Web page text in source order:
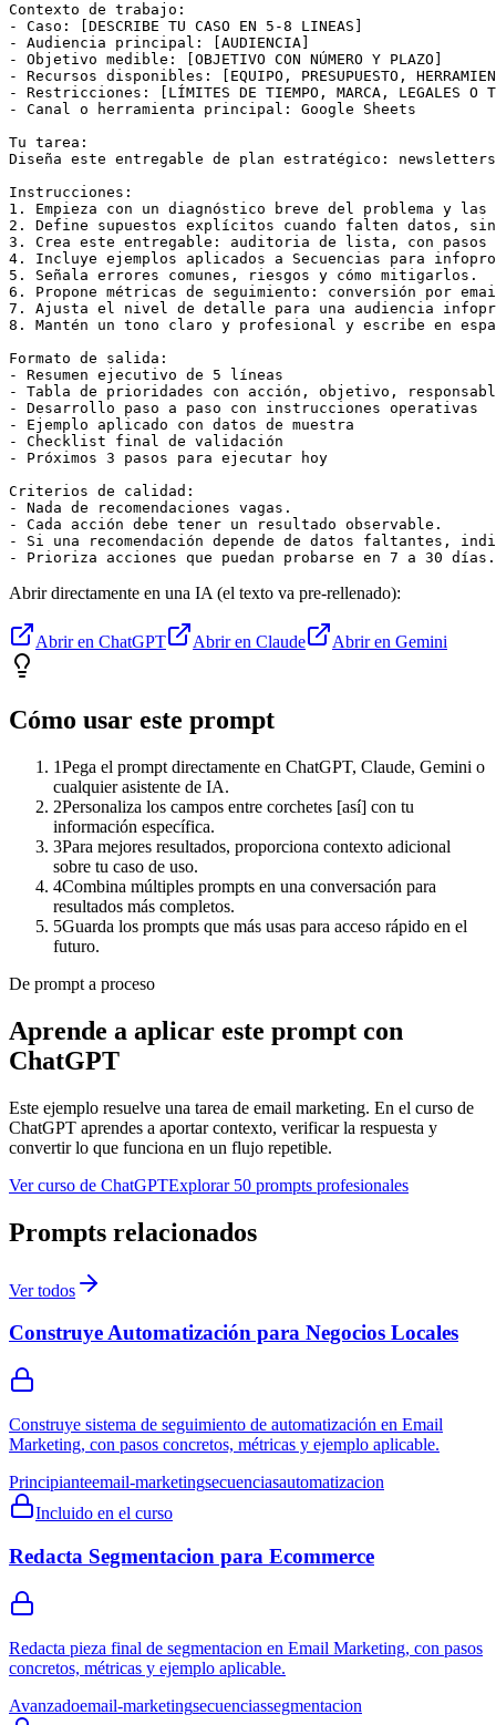
Contexto de trabajo:
- Caso: [DESCRIBE TU CASO EN 5-8 LINEAS]
- Audiencia principal: [AUDIENCIA]
- Objetivo medible: [OBJETIVO CON NÚMERO Y PLAZO]
- Recursos disponibles: [EQUIPO, PRESUPUESTO,
- Restricciones: [LÍMITES DE TIEMPO, MARCA, LEGALES O
- Canal o herramienta principal: Google Sheets
Tu tarea:
Diseña este entregable de plan estratégico:
Instrucciones:
1. Empieza con un diagnóstico breve del problema y
2. Define supuestos explícitos cuando falten datos,
3. Crea este entregable: auditoria de lista, con pasos
4. Incluye ejemplos aplicados a Secuencias para
5. Señala errores comunes, riesgos y cómo mitigarlos.
6. Propone métricas de seguimiento: conversión por
7. Ajusta el nivel de detalle para una audiencia
8. Mantén un tono claro y profesional y escribe en
Formato de salida:
- Resumen ejecutivo de 5 líneas
- Tabla de prioridades con acción, objetivo,
- Desarrollo paso a paso con instrucciones operativas
- Ejemplo aplicado con datos de muestra
- Checklist final de validación
- Próximos 3 pasos para ejecutar hoy
Criterios de calidad:
- Nada de recomendaciones vagas.
- Cada acción debe tener un resultado observable.
- Si una recomendación depende de datos faltantes,
- Prioriza acciones que puedan probarse en 7 a 30 días.
Abrir directamente en una IA (el texto va pre-rellenado):
Abrir en ChatGPT Abrir en Claude Abrir en Gemini
Cómo usar este prompt
1Pega el prompt directamente en ChatGPT, Claude, Gemini o
cualquier asistente de IA.
2Personaliza los campos entre corchetes [así] con tu
información específica.
3Para mejores resultados, proporciona contexto adicional
sobre tu caso de uso.
4Combina múltiples prompts en una conversación para
resultados más completos.
5Guarda los prompts que más usas para acceso rápido en el
futuro.
De prompt a proceso
Aprende a aplicar este prompt con
ChatGPT
Este ejemplo resuelve una tarea de email marketing. En el curso de
ChatGPT aprendes a aportar contexto, verificar la respuesta y
convertir lo que funciona en un flujo repetible.
Ver curso de ChatGPTExplorar 50 prompts profesionales
Prompts relacionados
Ver todos
Construye Automatización para Negocios Locales
Construye sistema de seguimiento de automatización en Email
Marketing, con pasos concretos, métricas y ejemplo aplicable.
Principianteemail-marketingsecuenciasautomatizacion
Incluido en el curso
Redacta Segmentacion para Ecommerce
Redacta pieza final de segmentacion en Email Marketing, con pasos
concretos, métricas y ejemplo aplicable.
Avanzadoemail-marketingsecuenciassegmentacion